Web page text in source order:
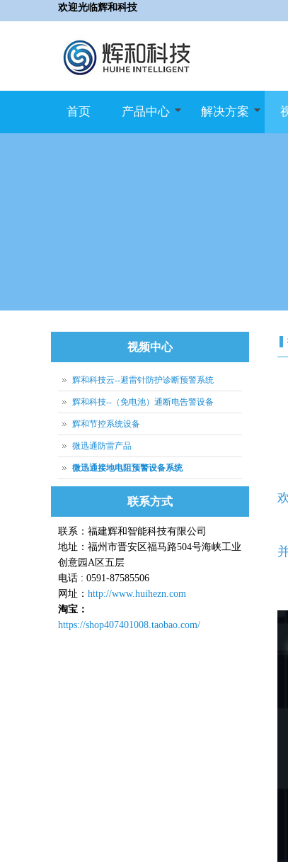
欢迎光临辉和科技
首页 产品中心 解决方案
视频中心
辉和科技云--避雷针防护诊断预警系统
辉和科技--（免电池）通断电告警设备
辉和节控系统设备
微迅通防雷产品
微迅通接地电阻预警设备系统
联系方式
联系：福建辉和智能科技有限公司
地址：福州市晋安区福马路504号海峡工业
创意园A区五层
电话 : 0591-87585506
网址： http://www.huihezn.com
淘宝：
https://shop407401008.taobao.com/